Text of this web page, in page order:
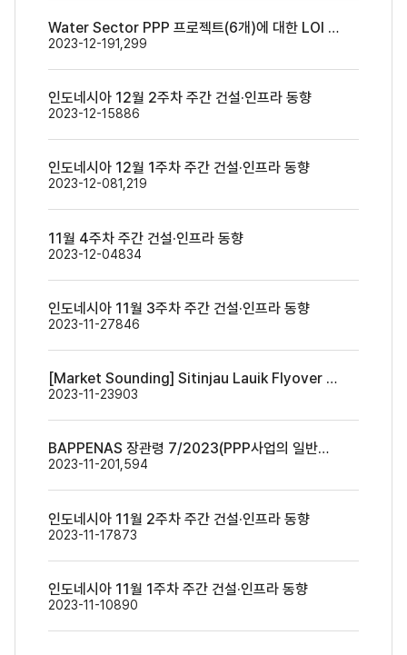
Water Sector PPP 프로젝트(6개)에 대한 LOI 제출 안내
2023-12-191,299
인도네시아 12월 2주차 주간 건설·인프라 동향
2023-12-15886
인도네시아 12월 1주차 주간 건설·인프라 동향
2023-12-081,219
11월 4주차 주간 건설·인프라 동향
2023-12-04834
인도네시아 11월 3주차 주간 건설·인프라 동향
2023-11-27846
[Market Sounding] Sitinjau Lauik Flyover ('23.11.23)
2023-11-23903
BAPPENAS 장관령 7/2023(PPP사업의 일반적인 가이드라인) 개요
2023-11-201,594
인도네시아 11월 2주차 주간 건설·인프라 동향
2023-11-17873
인도네시아 11월 1주차 주간 건설·인프라 동향
2023-11-10890